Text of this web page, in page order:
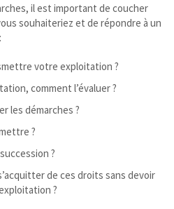
il est important de coucher
souhaiteriez et de répondre à un
votre exploitation ?
comment l’évaluer ?
les démarches ?
?
?
de ces droits sans devoir
?